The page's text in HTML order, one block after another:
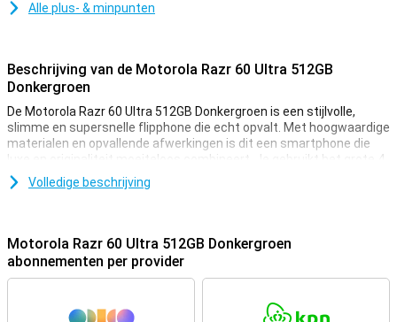
Alle plus- & minpunten
Beschrijving van de Motorola Razr 60 Ultra 512GB
Donkergroen
De Motorola Razr 60 Ultra 512GB Donkergroen is een stijlvolle,
slimme en supersnelle flipphone die echt opvalt. Met hoogwaardige
materialen en opvallende afwerkingen is dit een smartphone die
luxe en originaliteit moeiteloos combineert. Je gebruikt het grote 4
inch externe display gewoon zonder open te klappen, en met 512GB
opslag en 16GB RAM werk je soepel en razendsnel. Opladen? Dat
Flipdesign met een luxe uitstraling
De Razr 60 Ultra is geen gewone smartphone. Het klassieke
flipdesign is terug, maar dan slimmer, dunner en stijlvoller dan ooit.
zorgen voor een luxueuze uitstraling en prettige grip. Dankzij de
Volledige beschrijving
Motorola Razr 60 Ultra 512GB Donkergroen
abonnementen per provider